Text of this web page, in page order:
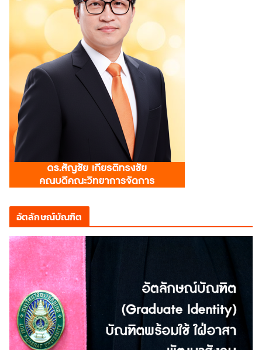
อัตลักษณ์บัณฑิต